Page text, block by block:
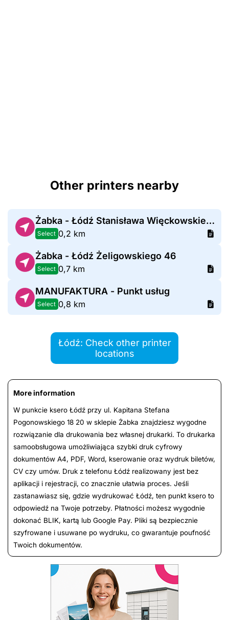
Other printers nearby
Żabka - Łódź Stanisława Więckowskiego 61
Select 0,2 km
Żabka - Łódź Żeligowskiego 46
Select 0,7 km
MANUFAKTURA - Punkt usług
Select 0,8 km
Łódź: Check other printer
locations
More information
W punkcie ksero Łódź przy ul. Kapitana Stefana
Pogonowskiego 18 20 w sklepie Żabka znajdziesz wygodne
rozwiązanie dla drukowania bez własnej drukarki. To drukarka
samoobsługowa umożliwiająca szybki druk cyfrowy
dokumentów A4, PDF, Word, kserowanie oraz wydruk biletów,
CV czy umów. Druk z telefonu Łódź realizowany jest bez
aplikacji i rejestracji, co znacznie ułatwia proces. Jeśli
zastanawiasz się, gdzie wydrukować Łódź, ten punkt ksero to
odpowiedź na Twoje potrzeby. Płatności możesz wygodnie
dokonać BLIK, kartą lub Google Pay. Pliki są bezpiecznie
szyfrowane i usuwane po wydruku, co gwarantuje poufność
Twoich dokumentów.